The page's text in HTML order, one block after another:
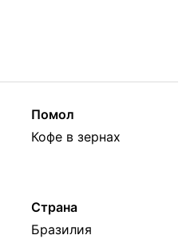
Помол
Кофе в зернах
Страна
Бразилия